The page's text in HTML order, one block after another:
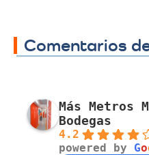
Comentarios
Más Metros
Bodegas
4.2
powered by Go